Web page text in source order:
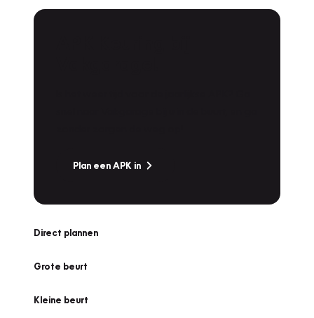
Plan een APK in
Direct plannen
Grote beurt
Kleine beurt